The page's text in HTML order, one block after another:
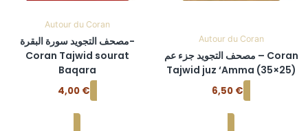
Autour du Coran
مصحف التجويد سورة البقرة-
Coran Tajwid sourat
Baqara
4,00 €
Autour du Coran
مصحف التجويد جزء عم – Coran
Tajwid juz ‘Amma (35×25)
6,50 €